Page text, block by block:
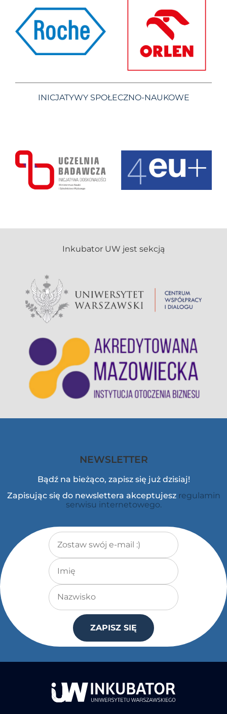
INICJATYWY SPOŁECZNO-NAUKOWE
NEWSLETTER
Bądź na bieżąco, zapisz się już dzisiaj!
Zapisując się do newslettera akceptujesz regulamin
serwisu internetowego.
Adres e-mail*
Imię
Nazwisko
ZAPISZ SIĘ